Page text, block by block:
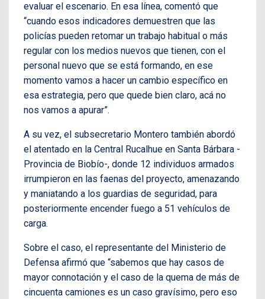
evaluar el escenario. En esa línea, comentó que
“cuando esos indicadores demuestren que las
policías pueden retomar un trabajo habitual o más
regular con los medios nuevos que tienen, con el
personal nuevo que se está formando, en ese
momento vamos a hacer un cambio específico en
esa estrategia, pero que quede bien claro, acá no
nos vamos a apurar”.
A su vez, el subsecretario Montero también abordó
el atentado en la Central Rucalhue en Santa Bárbara -
Provincia de Biobío-, donde 12 individuos armados
irrumpieron en las faenas del proyecto, amenazando
y maniatando a los guardias de seguridad, para
posteriormente encender fuego a 51 vehículos de
carga.
Sobre el caso, el representante del Ministerio de
Defensa afirmó que “sabemos que hay casos de
mayor connotación y el caso de la quema de más de
cincuenta camiones es un caso gravísimo, pero eso